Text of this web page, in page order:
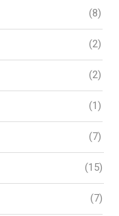
(8)
(2)
(2)
(1)
(7)
(15)
(7)